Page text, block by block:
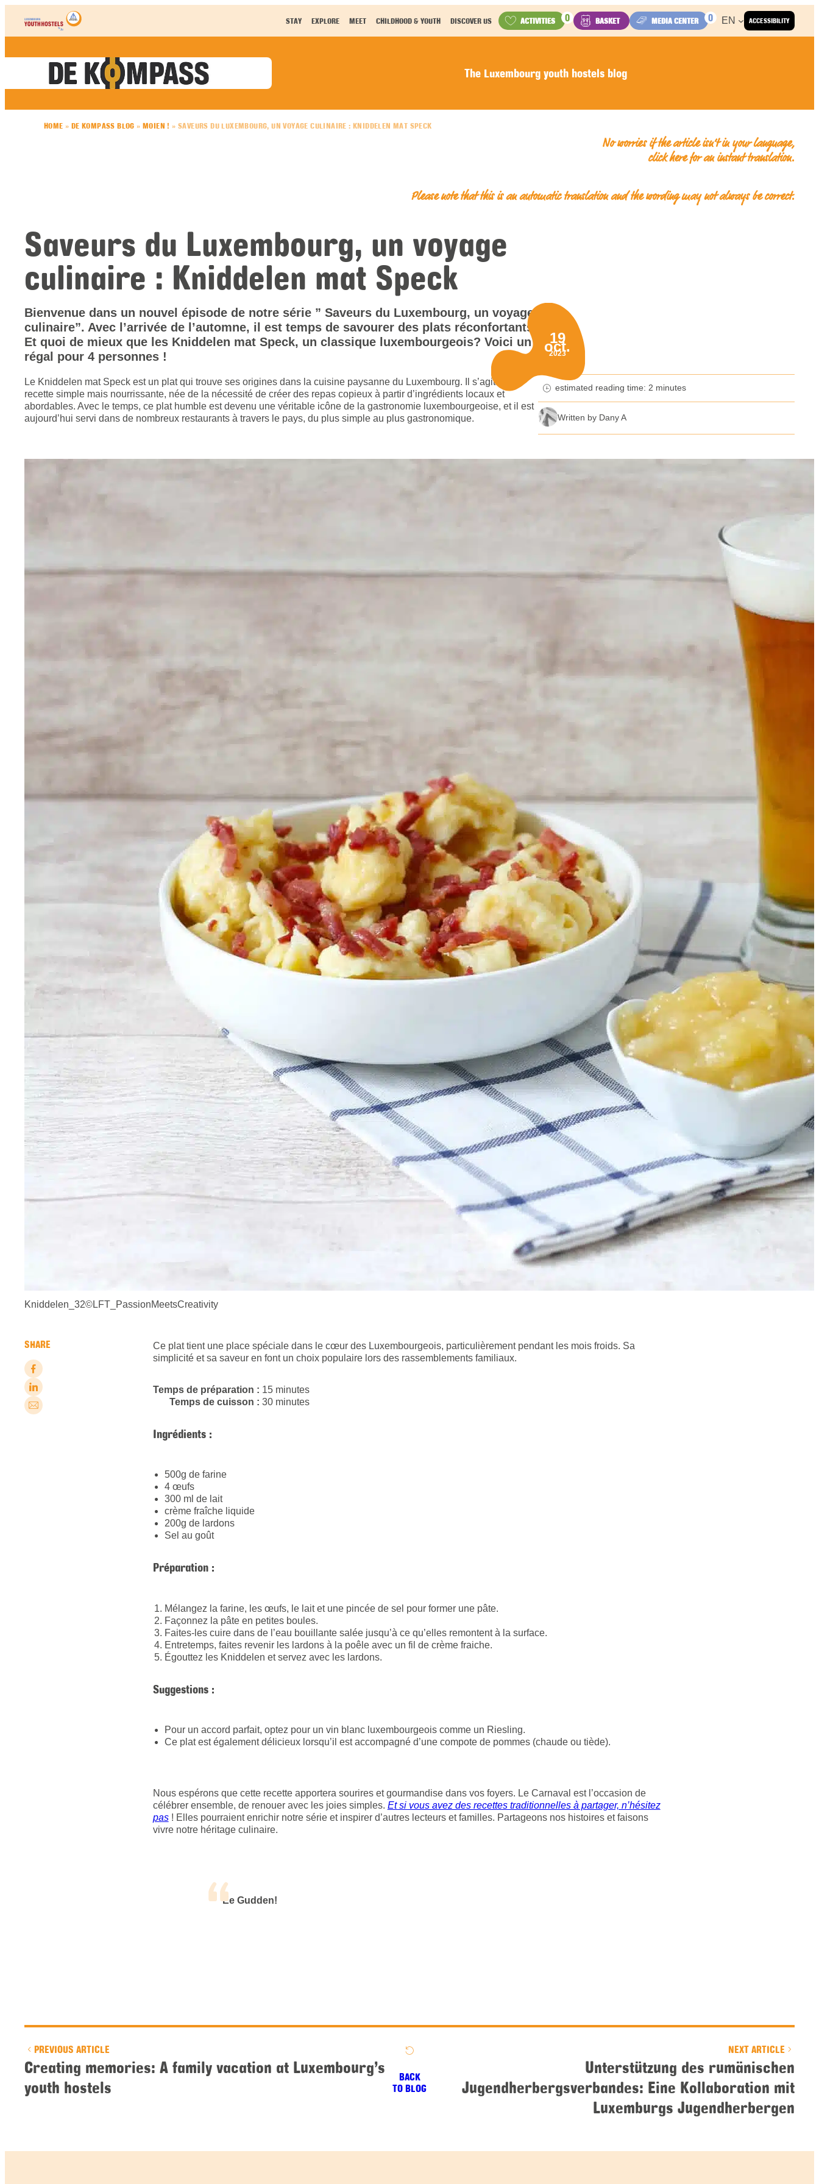
ACCESSIBILITY
STAY EXPLORE MEET CHILDHOOD & YOUTH DISCOVER US ACTIVITIES 0 BASKET MEDIA CENTER 0 EN
The Luxembourg youth hostels blog
HOME » DE KOMPASS BLOG »MOIEN ! »SAVEURS DU LUXEMBOURG, UN VOYAGE CULINAIRE : KNIDDELEN MAT SPECK
No worries if the article isn’t in your language,
click here for an instant translation.
Please note that this is an automatic translation and the wording may not always be correct.
Saveurs du Luxembourg, un voyage
culinaire : Kniddelen mat Speck
Bienvenue dans un nouvel épisode de notre série ” Saveurs du Luxembourg, un voyage
culinaire”. Avec l’arrivée de l’automne, il est temps de savourer des plats réconfortants.
Et quoi de mieux que les Kniddelen mat Speck, un classique luxembourgeois? Voici un
régal pour 4 personnes !
Le Kniddelen mat Speck est un plat qui trouve ses origines dans la cuisine paysanne du Luxembourg. Il s’agit d’une
recette simple mais nourrissante, née de la nécessité de créer des repas copieux à partir d’ingrédients locaux et
abordables. Avec le temps, ce plat humble est devenu une véritable icône de la gastronomie luxembourgeoise, et il est
aujourd’hui servi dans de nombreux restaurants à travers le pays, du plus simple au plus gastronomique.
Published on:
19
oct.
2023
minutes reading time
estimated reading time: 2 minutes
Written by Dany A
Kniddelen_32©LFT_PassionMeetsCreativity
SHARE
Ce plat tient une place spéciale dans le cœur des Luxembourgeois, particulièrement pendant les mois froids. Sa
simplicité et sa saveur en font un choix populaire lors des rassemblements familiaux.
Temps de préparation : 15 minutes
Temps de cuisson : 30 minutes
Ingrédients :
500g de farine
4 œufs
300 ml de lait
crème fraîche liquide
200g de lardons
Sel au goût
Préparation :
Mélangez la farine, les œufs, le lait et une pincée de sel pour former une pâte.
Façonnez la pâte en petites boules.
Faites-les cuire dans de l’eau bouillante salée jusqu’à ce qu’elles remontent à la surface.
Entretemps, faites revenir les lardons à la poêle avec un fil de crème fraiche.
Égouttez les Kniddelen et servez avec les lardons.
Suggestions :
Pour un accord parfait, optez pour un vin blanc luxembourgeois comme un Riesling.
Ce plat est également délicieux lorsqu’il est accompagné d’une compote de pommes (chaude ou tiède).
Nous espérons que cette recette apportera sourires et gourmandise dans vos foyers. Le Carnaval est l’occasion de
célébrer ensemble, de renouer avec les joies simples. Et si vous avez des recettes traditionnelles à partager, n’hésitez
pas! Elles pourraient enrichir notre série et inspirer d’autres lecteurs et familles. Partageons nos histoires et faisons
vivre notre héritage culinaire.
Ee Gudden!
PREVIOUS ARTICLE
Creating memories: A family vacation at Luxembourg’s
youth hostels
NEXT ARTICLE
Unterstützung des rumänischen
Jugendherbergsverbandes: Eine Kollaboration mit
Luxemburgs Jugendherbergen
BACK
TO BLOG